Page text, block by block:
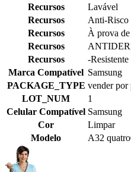
Recursos
Lavável
Recursos
Anti-Risco
Recursos
À prova
Recursos
Recursos
-
Marca Compatível Samsung
PACKAGE_TYPE vender por
LOT_NUM
1
Celular Compatível Samsung
Cor
Limpar
Modelo
A32